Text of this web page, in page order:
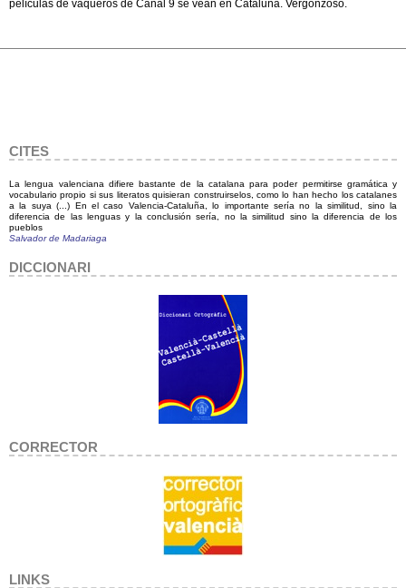
películas de vaqueros de Canal 9 se vean en Cataluña. Vergonzoso.
CITES
La lengua valenciana difiere bastante de la catalana para poder permitirse gramática y
vocabulario propio si sus literatos quisieran construirselos, como lo han hecho los catalanes
a la suya (...) En el caso Valencia-Cataluña, lo importante sería no la similitud, sino la
diferencia de las lenguas y la conclusión sería, no la similitud sino la diferencia de los
pueblos
Salvador de Madariaga
DICCIONARI
CORRECTOR
LINKS